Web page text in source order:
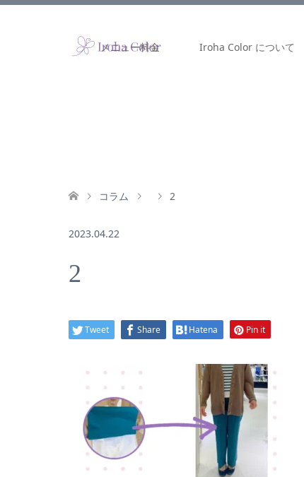
メニュー料金 Iroha Color について
コラム 2
2023.04.22
2
Tweet Share Hatena Pin it